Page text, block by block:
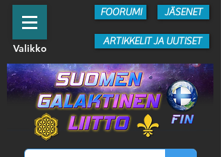
JÄSENET
FOORUMI
Valikko
ARTIKKELIT JA UUTISET